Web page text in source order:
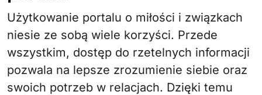
Użytkowanie portalu o miłości i związkach
niesie ze sobą wiele korzyści. Przede
wszystkim, dostęp do rzetelnych informacji
pozwala na lepsze zrozumienie siebie oraz
swoich potrzeb w relacjach. Dzięki temu